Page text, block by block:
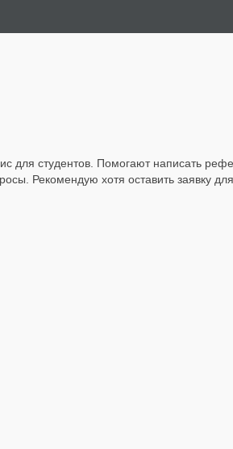
для студентов. Помогают написать
Рекомендую хотя оставить заявку